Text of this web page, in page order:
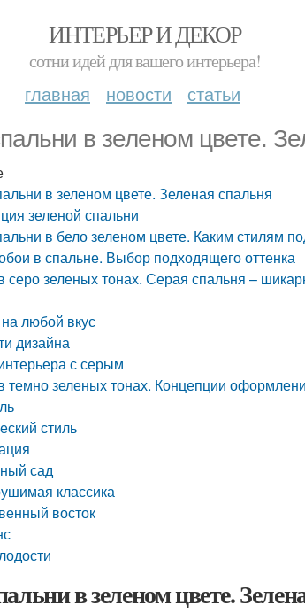
ИНТЕРЬЕР И ДЕКОР
сотни идей для вашего интерьера!
главная новости статьи
в зеленом цвете.
в зеленом цвете. Зеленая спальня
зеленой спальни
в бело зеленом цвете. Каким стилям
в спальне. Выбор подходящего оттенка
серо зеленых тонах. Серая спальня –
любой вкус
дизайна
с серым
темно зеленых тонах. Концепции
стиль
сад
классика
восток
в зеленом цвете.